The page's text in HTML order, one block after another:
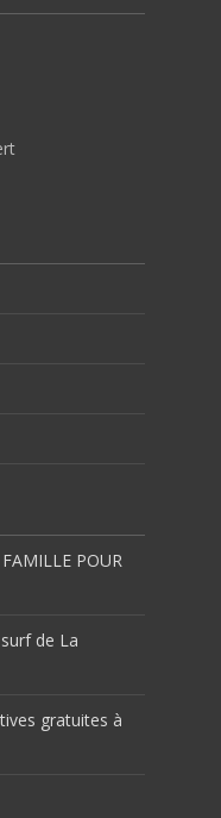
FAMILLE POUR
de La
gratuites à